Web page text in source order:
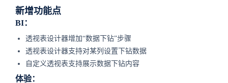
新增功能点
BI：
透视表设计器增加“数据下钻”步骤
透视表设计器支持对某列设置下钻数据
自定义透视表支持展示数据下钻内容
体验：